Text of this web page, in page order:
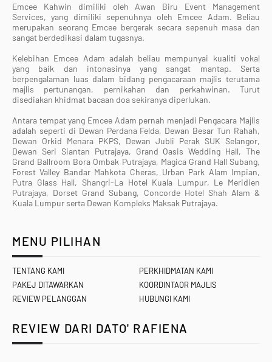
Emcee Kahwin dimiliki oleh Awan Biru Event Management
Services, yang dimiliki sepenuhnya oleh Emcee Adam. Beliau
merupakan seorang Emcee bergerak secara sepenuh masa dan
sangat berdedikasi dalam tugasnya.
Kelebihan Emcee Adam adalah beliau mempunyai kualiti vokal
yang baik dan intonasinya yang sangat mantap. Serta
berpengalaman luas dalam bidang pengacaraan majlis terutama
majlis pertunangan, pernikahan dan perkahwinan. Turut
disediakan khidmat bacaan doa sekiranya diperlukan.
Antara tempat yang Emcee Adam pernah menjadi Pengacara Majlis
adalah seperti di Dewan Perdana Felda, Dewan Besar Tun Rahah,
Dewan Orkid Menara PKPS, Dewan Jubli Perak SUK Selangor,
Dewan Seri Siantan Putrajaya, Grand Oasis Wedding Hall, The
Grand Ballroom Bora Ombak Putrajaya, Magica Grand Hall Subang,
Forest Valley Bandar Mahkota Cheras, Urban Park Alam Impian,
Putra Glass Hall, Shangri-La Hotel Kuala Lumpur, Le Meridien
Putrajaya, Dorset Grand Subang, Concorde Hotel Shah Alam &
Kuala Lumpur serta Dewan Kompleks Maksak Putrajaya.
MENU PILIHAN
TENTANG KAMI
PERKHIDMATAN KAMI
PAKEJ DITAWARKAN
KOORDINTAOR MAJLIS
REVIEW PELANGGAN
HUBUNGI KAMI
REVIEW DARI DATO' RAFIENA